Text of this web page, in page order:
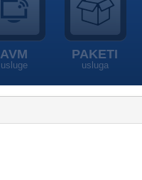
AVM
usluge
PAKETI
usluga